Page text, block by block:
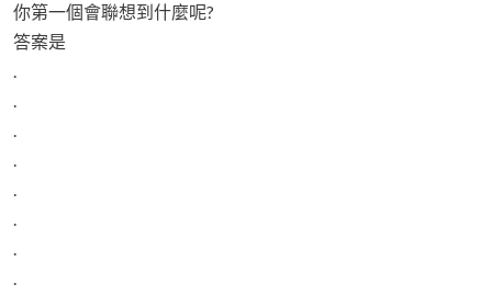
你第一個會聯想到什麼呢?
答案是
.
.
.
.
.
.
.
.